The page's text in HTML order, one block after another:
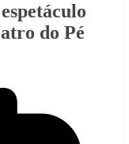
do Pé